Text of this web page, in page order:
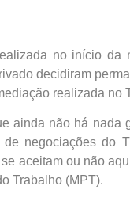
no início da
decidiram
realizada no
ainda não há nada
de negociações do
aceitam ou não
Trabalho (MPT).